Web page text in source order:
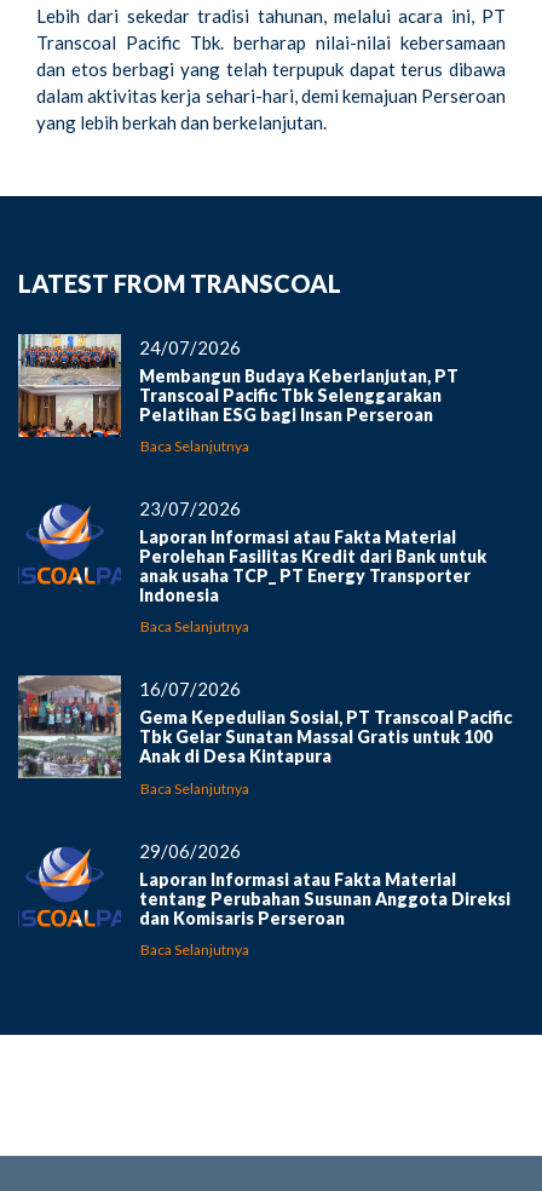
Lebih dari sekedar tradisi tahunan, melalui acara ini, PT
Transcoal Pacific Tbk. berharap nilai-nilai kebersamaan
dan etos berbagi yang telah terpupuk dapat terus dibawa
dalam aktivitas kerja sehari-hari, demi kemajuan Perseroan
yang lebih berkah dan berkelanjutan.
LATEST FROM TRANSCOAL
24/07/2026
Membangun Budaya Keberlanjutan, PT
Transcoal Pacific Tbk Selenggarakan
Pelatihan ESG bagi Insan Perseroan
Baca Selanjutnya
23/07/2026
Laporan Informasi atau Fakta Material
Perolehan Fasilitas Kredit dari Bank untuk
anak usaha TCP_ PT Energy Transporter
Indonesia
Baca Selanjutnya
16/07/2026
Gema Kepedulian Sosial, PT Transcoal Pacific
Tbk Gelar Sunatan Massal Gratis untuk 100
Anak di Desa Kintapura
Baca Selanjutnya
29/06/2026
Laporan Informasi atau Fakta Material
tentang Perubahan Susunan Anggota Direksi
dan Komisaris Perseroan
Baca Selanjutnya